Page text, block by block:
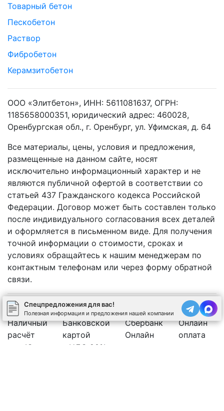
Товарный бетон
Пескобетон
Раствор
Фибробетон
Керамзитобетон
ООО «Элитбетон», ИНН: 5611081637, ОГРН:
1185658000351, юридический адрес: 460028,
Оренбургская обл., г. Оренбург, ул. Уфимская, д. 64
Все материалы, цены, условия и предложения,
размещенные на данном сайте, носят
исключительно информационный характер и не
являются публичной офертой в соответствии со
статьей 437 Гражданского кодекса Российской
Федерации. Договор может быть составлен только
после индивидуального согласования всех деталей
и оформляется в письменном виде. Для получения
точной информации о стоимости, сроках и
условиях обращайтесь к нашим менеджерам по
контактным телефонам или через форму обратной
связи.
Наличный
расчёт
Банковской
картой
Сбербанк
Онлайн
Онлайн
оплата
Юр.лицо с НДС 20%
Спецпредложения для вас!
Полезная информация и предложения нашей компании